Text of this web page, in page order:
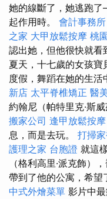
她的線斷了，她逃跑
起作用時。 會計事務所
之家 大甲放鬆按摩 桃
認出她，但他很快就
夏天，十七歲的女孩寶
度假，舞蹈在她的生活
新店 太平脊椎矯正 醫
約翰尼（帕特里克·斯
搬家公司 逢甲放鬆按摩
息，而是去玩。 打掃
護理之家 台胞證 就這
（格利高里·派克飾）
帶到了他的公寓，希望
中式外燴菜單 影片中